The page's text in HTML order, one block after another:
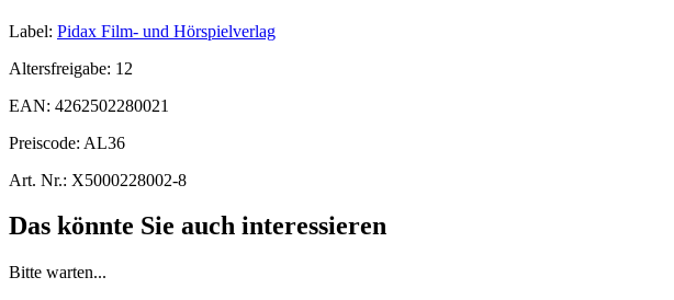
Label: Pidax Film- und Hörspielverlag
Altersfreigabe: 12
EAN: 4262502280021
Preiscode: AL36
Art. Nr.: X5000228002-8
Das könnte Sie auch interessieren
Bitte warten...